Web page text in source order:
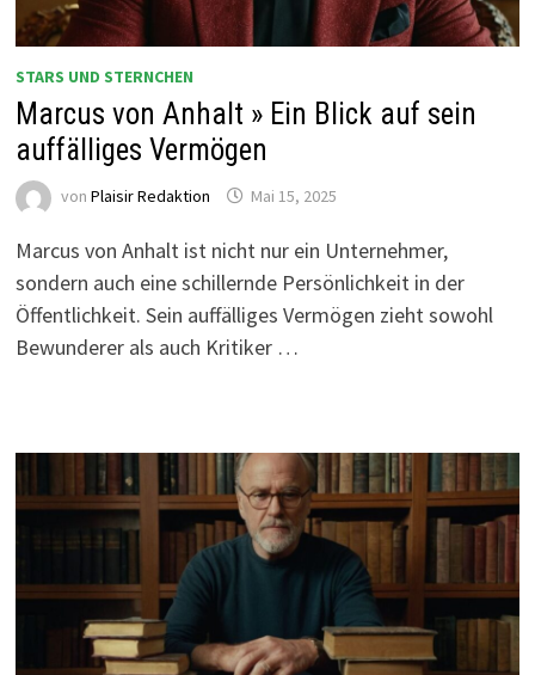
STARS UND STERNCHEN
Marcus von Anhalt » Ein Blick auf sein
auffälliges Vermögen
von Plaisir Redaktion Mai 15, 2025
Marcus von Anhalt ist nicht nur ein Unternehmer,
sondern auch eine schillernde Persönlichkeit in der
Öffentlichkeit. Sein auffälliges Vermögen zieht sowohl
Bewunderer als auch Kritiker …